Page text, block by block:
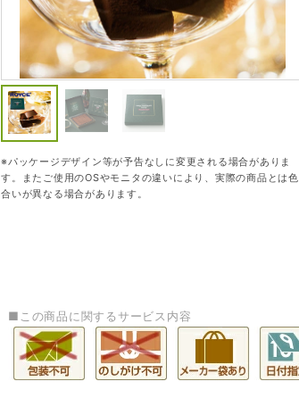
※パッケージデザイン等が予告なしに変更される場合がありま
す。またご使用のOSやモニタの違いにより、実際の商品とは色
合いが異なる場合があります。
■この商品に関するサービス内容